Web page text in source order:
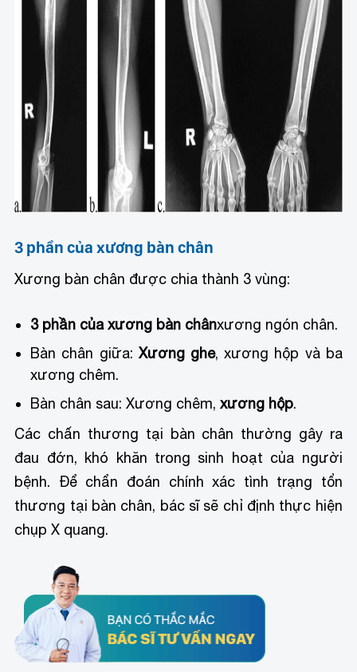
3 phần của xương bàn chân
Xương bàn chân được chia thành 3 vùng:
3 phần của xương bàn chânxương ngón chân.
Bàn chân giữa: Xương ghe, xương hộp và ba
xương chêm.
Bàn chân sau: Xương chêm,xương hộp.
Các chấn thương tại bàn chân thường gây ra
đau đớn, khó khăn trong sinh hoạt của người
bệnh. Để chẩn đoán chính xác tình trạng tổn
thương tại bàn chân, bác sĩ sẽ chỉ định thực hiện
chụp X quang.